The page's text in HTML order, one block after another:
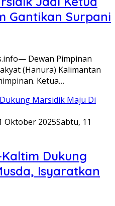
Gantikan Surpani
Dewan Pimpinan
(Hanura) Kalimantan
Ketua…
Oktober 2025Sabtu, 11
Kaltim Dukung
Isyaratkan